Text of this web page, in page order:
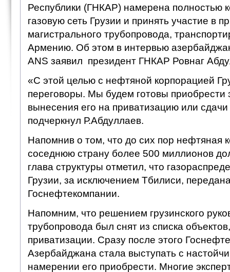
Республики (ГНКАР) намерена полностью
газовую сеть Грузии и принять участие в
магистрального трубопровода,
Армению. Об этом в интервью
ANS заявил президент ГНКАР Ровнаг
«С этой целью с нефтяной корпорацией
переговоры. Мы будем готовы приобрести
вынесения его на приватизацию или
подчеркнул Р.Абдуллаев.
Напомнив о том, что до сих пор нефтяная
соседнюю страну более 500 миллионов
глава структуры отметил, что
Грузии, за исключением Тбилиси,
Госнефтекомпании.
Напомним, что решением грузинского
трубопровода был снят из списка
приватизации. Сразу после этого
Азербайджана стала выступать с
намерении его приобрести. Многие